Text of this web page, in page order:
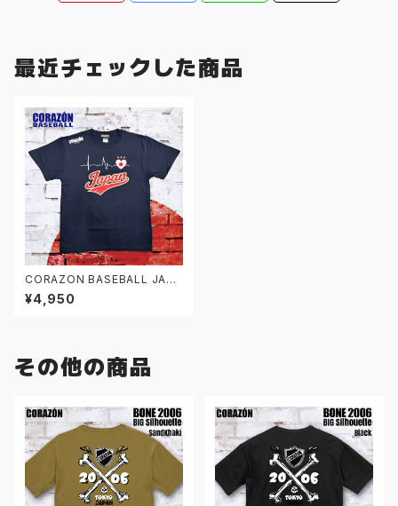
最近チェックした商品
CORAZON BASEBALL JAPA
N Tシャツ
¥4,950
その他の商品